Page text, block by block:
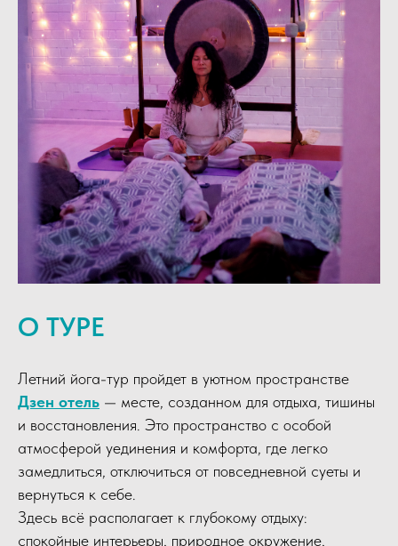
О ТУРЕ
Летний йога-тур пройдет в уютном пространстве
Дзен отель — месте, созданном для отдыха, тишины
и восстановления. Это пространство с особой
атмосферой уединения и комфорта, где легко
замедлиться, отключиться от повседневной суеты и
вернуться к себе.
Здесь всё располагает к глубокому отдыху:
спокойные интерьеры, природное окружение,